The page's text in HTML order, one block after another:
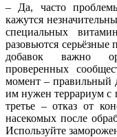
– Да, часто
кажутся
специальных
разовьются
добавок важно
проверенных
момент – правильный
им нужен террариум с
третье – отказ от
насекомых после
Используйте